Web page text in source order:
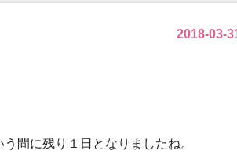
2018-03-
う間に残り１日となりましたね。